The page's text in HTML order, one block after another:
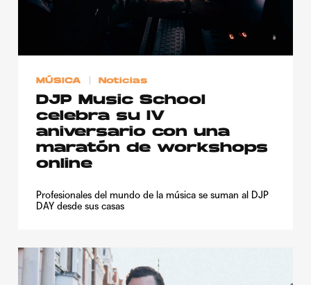
MÚSICA Noticias
DJP Music School
celebra su IV
aniversario con una
maratón de workshops
online
Profesionales del mundo de la música se suman al DJP
DAY desde sus casas